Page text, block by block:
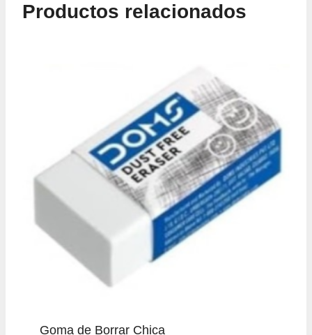
Productos relacionados
Goma de Borrar Chica